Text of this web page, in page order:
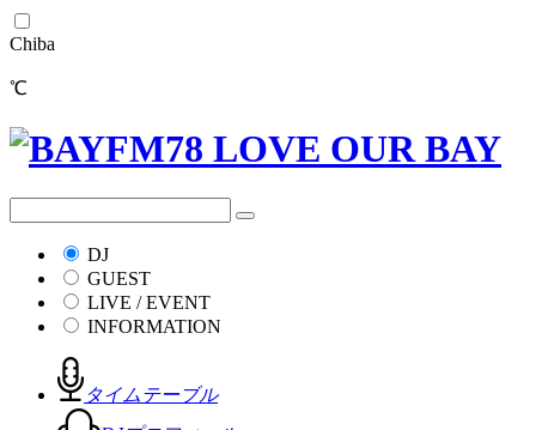
Chiba
℃
DJ
GUEST
LIVE / EVENT
INFORMATION
タイムテーブル